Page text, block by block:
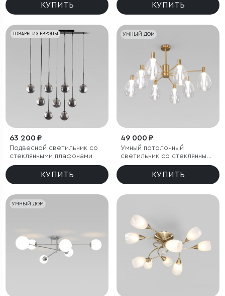
КУПИТЬ КУПИТЬ
ТОВАРЫ ИЗ ЕВРОПЫ
63 200 ₽
Подвесной светильник со
стеклянными плафонами
КУПИТЬ
УМНЫЙ ДОМ
49 000 ₽
Умный потолочный
светильник со стеклянными
плафонами
КУПИТЬ
УМНЫЙ ДОМ